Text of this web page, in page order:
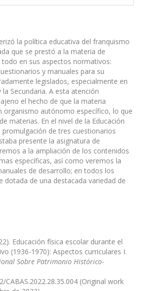
la política educativa del franquismo
que se prestó a la materia de
en sus aspectos normativos:
y manuales para su
legislados, especialmente en
Secundaria. A esta atención
el hecho de que la materia
organismo autónomo específico, lo que
materias. En el nivel de la Educación
promulgación de tres cuestionarios
presente la asignatura de
a la ampliación de los contenidos
específicas, así como veremos la
de desarrollo; en todos los
dotada de una destacada variedad de
Educación física escolar durante el
(1936-1970): Aspectos curriculares I.
Sobre Patrimonio Histórico-
CABAS.2022.28.35.004 (Original work